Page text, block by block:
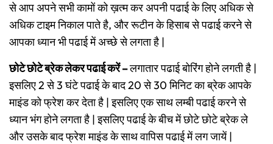
से आप अपने सभी कामों को ख़त्म कर अपनी पढाई के लिए अधिक से
अधिक टाइम निकाल पाते है, और रूटीन के हिसाब से पढाई करने से
आपका ध्यान भी पढाई में अच्छे से लगता है |
छोटे छोटे ब्रेक लेकर पढाई करें –लगातार पढाई बोरिंग होने लगती है |
इसलिए 2 से 3 घंटे पढाई के बाद 20 से 30 मिनिट का ब्रेक आपके
माइंड को फ्रेश कर देता है | इसलिए एक साथ लम्बी पढाई करने से
ध्यान भंग होने लगता है | इसलिए पढाई के बीच में छोटे छोटे ब्रेक ले
और उसके बाद फ्रेश माइंड के साथ वापिस पढाई में लग जायें |